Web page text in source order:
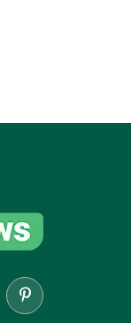
Pinterest